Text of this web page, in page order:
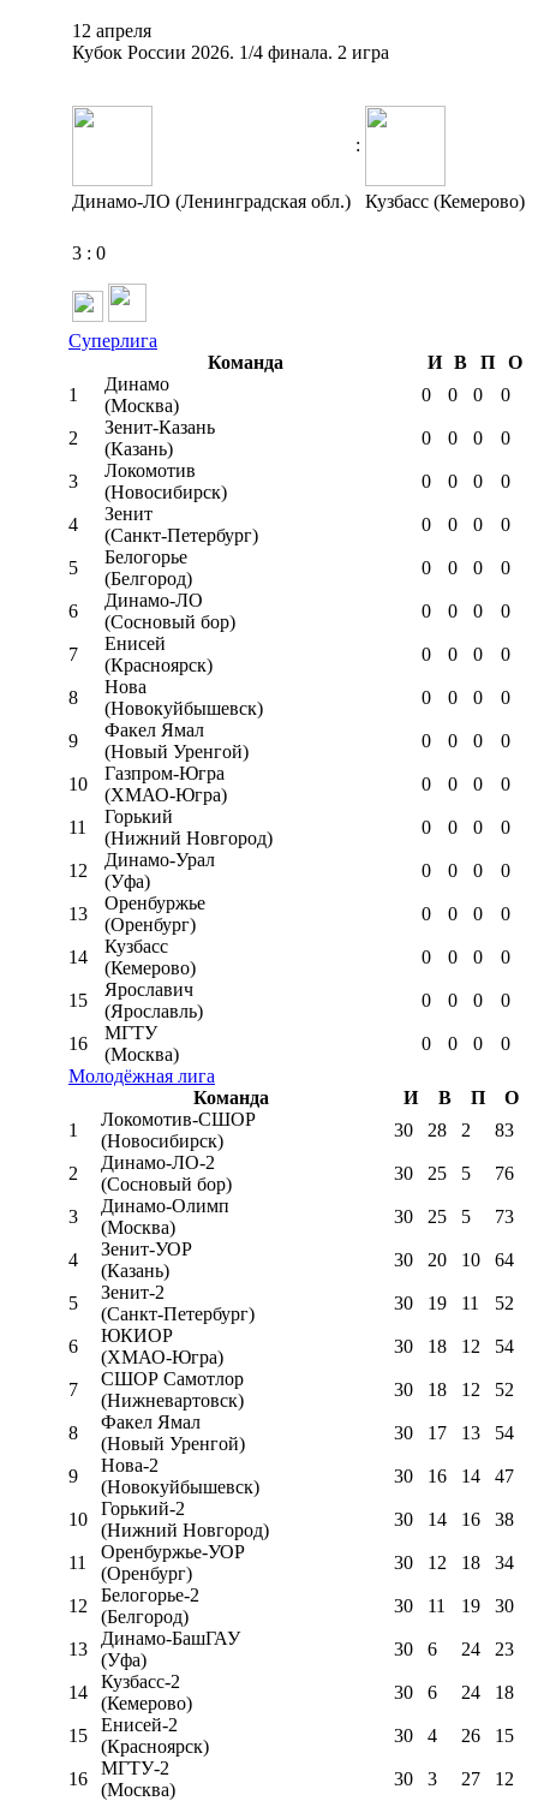
12 апреля
Кубок России 2026. 1/4 финала. 2 игра
:
Динамо-ЛО (Ленинградская обл.) Кузбасс (Кемерово)
3 : 0
Суперлига
Команда
И В П
О
1
Динамо
(Москва)
0 0 0 0
2
Зенит-Казань
(Казань)
0 0 0 0
3
Локомотив
(Новосибирск)
0 0 0 0
4
Зенит
(Санкт-Петербург)
0 0 0 0
5
Белогорье
(Белгород)
0 0 0 0
6
Динамо-ЛО
(Сосновый бор)
0 0 0 0
7
Енисей
(Красноярск)
0 0 0 0
8
Нова
(Новокуйбышевск)
0 0 0 0
9
Факел Ямал
(Новый Уренгой)
0 0 0 0
10
Газпром-Югра
(ХМАО-Югра)
0 0 0 0
11
Горький
(Нижний Новгород)
0 0 0 0
12
Динамо-Урал
(Уфа)
0 0 0 0
13
Оренбуржье
(Оренбург)
0 0 0 0
14
Кузбасс
(Кемерово)
0 0 0 0
15
Ярославич
(Ярославль)
0 0 0 0
16
МГТУ
(Москва)
0 0 0
0
Молодёжная лига
Команда
И В П
О
1
Локомотив-CШОР
(Новосибирск)
30 28 2 83
2
Динамо-ЛО-2
(Сосновый бор)
30 25 5 76
3
Динамо-Олимп
(Москва)
30 25 5 73
4
Зенит-УОР
(Казань)
30 20 10 64
5
Зенит-2
(Санкт-Петербург)
30 19 11 52
6
ЮКИОР
(ХМАО-Югра)
30 18 12 54
7
СШОР Самотлор
(Нижневартовск)
30 18 12 52
8
Факел Ямал
(Новый Уренгой)
30 17 13 54
9
Нова-2
(Новокуйбышевск)
30 16 14 47
10
Горький-2
(Нижний Новгород)
30 14 16 38
11
Оренбуржье-УОР
(Оренбург)
30 12 18 34
12
Белогорье-2
(Белгород)
30 11 19 30
13
Динамо-БашГАУ
(Уфа)
30 6 24 23
14
Кузбасс-2
(Кемерово)
30 6 24 18
15
Енисей-2
(Красноярск)
30 4 26 15
16
МГТУ-2
(Москва)
30 3 27 12